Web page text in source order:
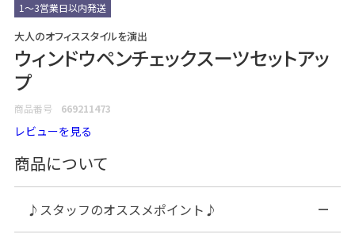
1～3営業日以内発送
大人のオフィススタイルを演出
ウィンドウペンチェックスーツセットアッ
プ
商品番号 669211473
レビューを見る
商品について
♪スタッフのオススメポイント♪